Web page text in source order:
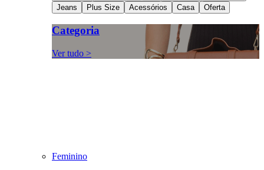
Jeans
Plus Size Acessórios Casa Oferta
Categoria
Ver tudo >
Feminino